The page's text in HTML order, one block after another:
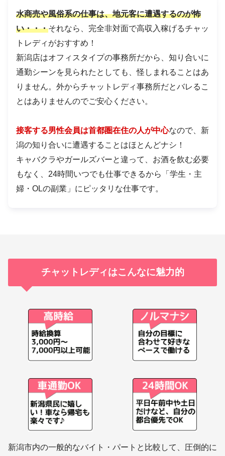
水商売や風俗系の仕事は、地元客に遭遇するのが怖
い・・・それなら、完全非対面で高収入稼げるチャッ
トレディがおすすめ！
新潟店はオフィスタイプの事務所だから、知り合いに
通勤シーンを見られたとしても、怪しまれることはあ
りません。外からチャットレディ事務所だとバレるこ
とはありませんのでご安心ください。
接客する男性会員は首都圏在住の人が中心なので、新
潟の知り合いに遭遇することはほとんどナシ！
キャバクラやガールズバーと違って、お酒を飲む必要
もなく、24時間いつでも仕事できるから「学生・主
婦・OLの副業」にピッタリな仕事です。
チャットレディはこんなに魅力的
新潟市内の一般的なバイト・パートと比較して、圧倒的に